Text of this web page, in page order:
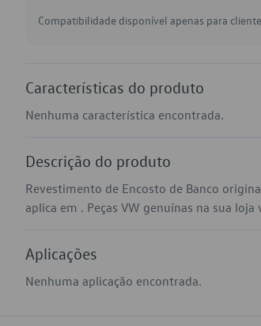
Compatibilidade disponível apenas para
Características do produto
Nenhuma característica encontrada.
Descrição do produto
Revestimento de Encosto de Banco
aplica em . Peças VW genuínas na sua
Aplicações
Nenhuma aplicação encontrada.